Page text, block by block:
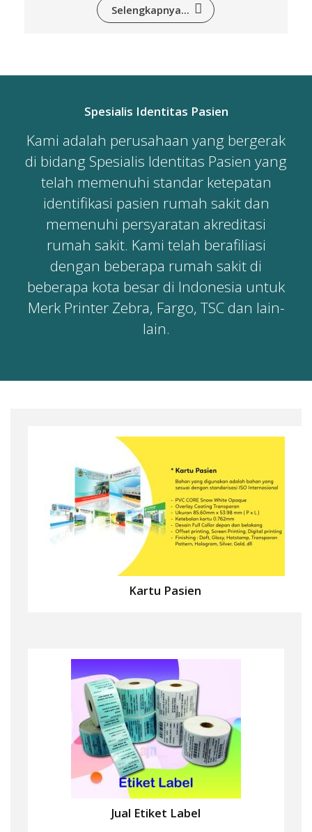
Selengkapnya...
Spesialis Identitas Pasien
Kami adalah perusahaan yang bergerak
di bidang Spesialis Identitas Pasien yang
telah memenuhi standar ketepatan
identifikasi pasien rumah sakit dan
memenuhi persyaratan akreditasi
rumah sakit. Kami telah berafiliasi
dengan beberapa rumah sakit di
beberapa kota besar di Indonesia untuk
Merk Printer Zebra, Fargo, TSC dan lain-
lain.
Kartu Pasien
Jual Etiket Label